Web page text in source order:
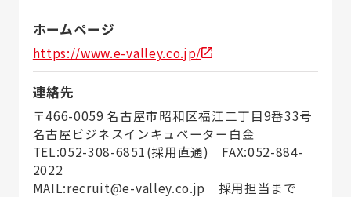
ホームページ
https://www.e-valley.co.jp/
連絡先
〒466-0059 名古屋市昭和区福江二丁目9番33号
名古屋ビジネスインキュベーター白金
TEL:052-308-6851(採用直通) FAX:052-884-
2022
MAIL:recruit@e-valley.co.jp 採用担当まで